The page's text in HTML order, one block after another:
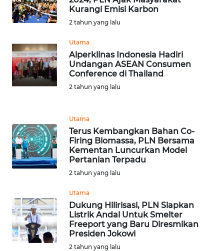
Kurangi Emisi Karbon
2 tahun yang lalu
Utama
Alperklinas Indonesia Hadiri
Undangan ASEAN Consumen
Conference di Thailand
2 tahun yang lalu
Utama
Terus Kembangkan Bahan Co-
Firing Biomassa, PLN Bersama
Kementan Luncurkan Model
Pertanian Terpadu
2 tahun yang lalu
Utama
Dukung Hilirisasi, PLN Siapkan
Listrik Andal Untuk Smelter
Freeport yang Baru Diresmikan
Presiden Jokowi
2 tahun yang lalu
WN DELI
SERDANG
WN
TEBING
TINGGI
WN
KARAWANG
WN
WN
BOGOR
WN